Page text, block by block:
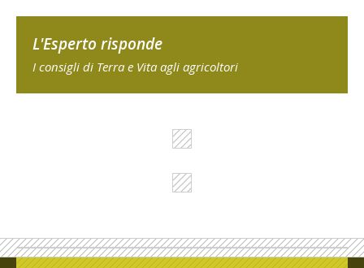
L'Esperto risponde
I consigli di Terra e Vita agli agricoltori